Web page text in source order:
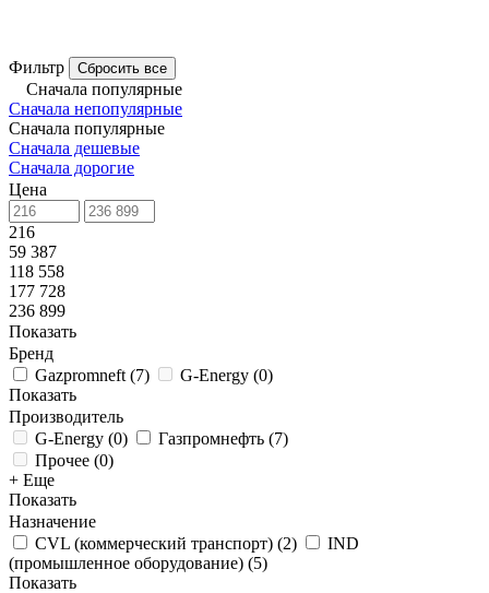
Фильтр Сбросить все
Сначала популярные
Сначала непопулярные
Сначала популярные
Сначала дешевые
Сначала дорогие
Цена
216
59 387
118 558
177 728
236 899
Показать
Бренд
Gazpromneft (7) G-Energy (0)
Показать
Производитель
G-Energy (0) Газпромнефть (7)
Прочее (0)
+ Еще
Показать
Назначение
CVL (коммерческий транспорт) (2)
IND
(промышленное оборудование) (5)
Показать